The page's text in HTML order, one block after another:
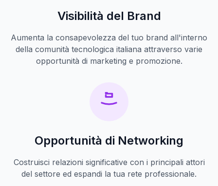
Visibilità del Brand
Aumenta la consapevolezza del tuo brand all'interno
della comunità tecnologica italiana attraverso varie
opportunità di marketing e promozione.
Opportunità di Networking
Costruisci relazioni significative con i principali attori
del settore ed espandi la tua rete professionale.